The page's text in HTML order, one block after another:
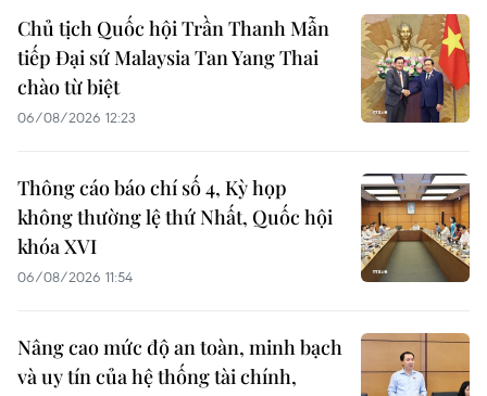
Chủ tịch Quốc hội Trần Thanh Mẫn
tiếp Đại sứ Malaysia Tan Yang Thai
chào từ biệt
06/08/2026 12:23
Thông cáo báo chí số 4, Kỳ họp
không thường lệ thứ Nhất, Quốc hội
khóa XVI
06/08/2026 11:54
Nâng cao mức độ an toàn, minh bạch
và uy tín của hệ thống tài chính,